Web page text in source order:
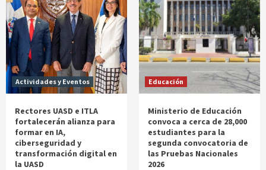
Actividades y Eventos
Rectores UASD e ITLA
fortalecerán alianza para
formar en IA,
ciberseguridad y
transformación digital en
la UASD
Educación
Ministerio de Educación
convoca a cerca de 28,000
estudiantes para la
segunda convocatoria de
las Pruebas Nacionales
2026